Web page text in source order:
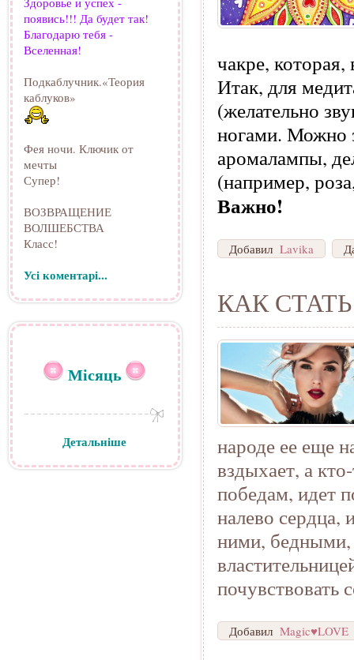
чакре, которая,
Итак, для
(желательно
ногами. Можно
аромалампы,
(например,
Важно!
Добавил Lavika
КАК
народе ее еще
вздыхает, а
победам, идет
налево сердца,
ними, бедными,
почувствовать
Добавил Magic♥LOVE
появись!!! Да будет так!
Благодарю тебя -
Вселенная!
Подкаблучник.«Теория
каблуков»
Фея ночи. Ключик от
мечты
Супер!
ВОЗВРАЩЕНИЕ
ВОЛШЕБСТВА
Класс!
Усі коментарі...
Місяць
Детальніше